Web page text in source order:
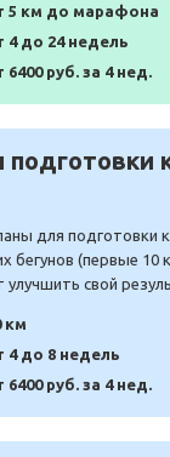
5 км до марафона
4 до 24 недель
6400 руб. за 4 нед.
для подготовки к
бегунов (первые 10
улучшить свой
км
4 до 8 недель
6400 руб. за 4 нед.